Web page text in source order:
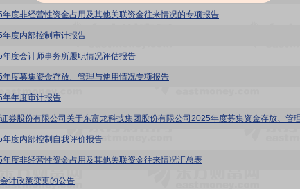
年度非经营性资金占用及其他关联资金往来情况的专项报告
年度内部控制审计报告
年度会计师事务所履职情况评估报告
年度募集资金存放、管理与使用情况专项报告
年年度审计报告
年度内部控制自我评价报告
年度非经营性资金占用及其他关联资金往来情况汇总表
计政策变更的公告